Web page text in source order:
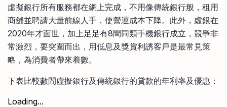
虛擬銀行所有服務都在網上完成，不用像傳統銀行般，租用
商舖並聘請大量前線人手，使營運成本下降。此外，虛銀在
2020年才面世，加上足足有8間同類手機銀行成立，競爭非
常激烈，要突圍而出，用低息及獎賞利誘客戶是最常見策
略，為消費者帶來着數。
下表比較數間虛擬銀行及傳統銀行的貸款的年利率及優惠：
Loading...